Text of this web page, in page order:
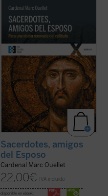
Obispos reflexiona sobre la renovación
sacerdotal en unos tiempos en los que «los
escándalos, las humillaciones y el desgaste
han sumido al clero en un estado de
vulnerabilidad, si no de desconcierto, ...
Sacerdotes, amigos
del Esposo
Cardenal Marc Ouellet
22,00€ IVA incluido
disponible en ebook: